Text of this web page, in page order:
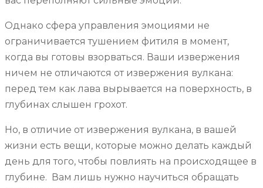
Однако сфера управления эмоциями не
ограничивается тушением фитиля в момент,
когда вы готовы взорваться. Ваши извержения
ничем не отличаются от извержения вулкана:
перед тем как лава вырывается на поверхность, в
глубинах слышен грохот.
Но, в отличие от извержения вулкана, в вашей
жизни есть вещи, которые можно делать каждый
день для того, чтобы повлиять на происходящее в
глубине. Вам лишь нужно научиться обращать